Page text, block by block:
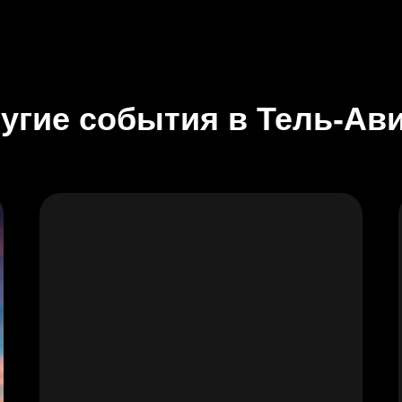
события в Тель-